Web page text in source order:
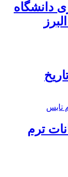
دانشگاه
ترم